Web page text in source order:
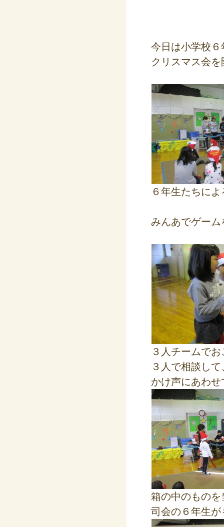
今日は小学校
クリスマス会
６年生たちに
みんあでゲー
３人チームで
３人で相談し
かけ声にあわ
箱の中のもの
司会の６年生